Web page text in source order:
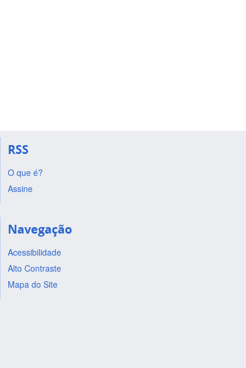
RSS
O que é?
Assine
Navegação
Acessibilidade
Alto Contraste
Mapa do Site